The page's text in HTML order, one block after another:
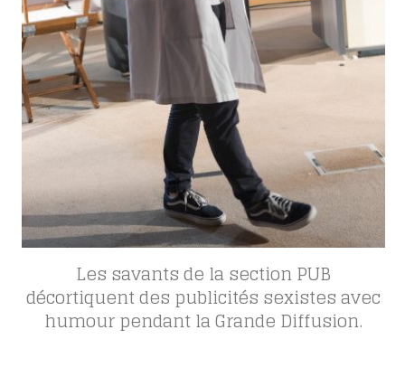
Les savants de la section PUB
décortiquent des publicités sexistes avec
humour pendant la Grande Diffusion.